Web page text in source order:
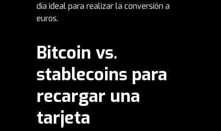
día ideal para realizar la conversión a
euros.
Bitcoin vs.
stablecoins para
recargar una
tarjeta